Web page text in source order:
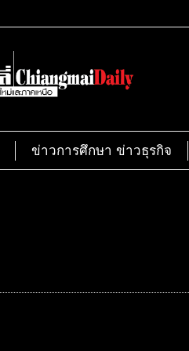
ข่าวการศึกษา ข่าวธุรกิจ